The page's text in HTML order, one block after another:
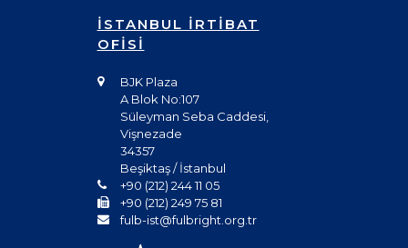
İSTANBUL İRTİBAT
OFİSİ
BJK Plaza
A Blok No:107
Süleyman Seba Caddesi,
Vişnezade
34357
Beşiktaş / İstanbul
+90 (212) 244 11 05
+90 (212) 249 75 81
fulb-ist@fulbright.org.tr